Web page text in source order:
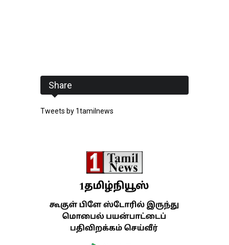
Share
Tweets by 1tamilnews